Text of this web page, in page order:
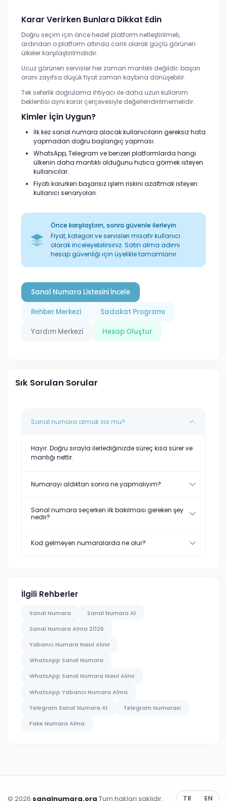
Karar Verirken Bunlara Dikkat Edin
Doğru seçim için önce hedef platform netleştirilmeli,
ardından o platform altında canlı olarak güçlü görünen
ülkeler karşılaştırılmalıdır.
Ucuz görünen servisler her zaman mantıklı değildir; başarı
oranı zayıfsa düşük fiyat zaman kaybına dönüşebilir.
Tek seferlik doğrulama ihtiyacı ile daha uzun kullanım
beklentisi aynı karar çerçevesiyle değerlendirilmemelidir.
Kimler İçin Uygun?
İlk kez sanal numara alacak kullanıcıların gereksiz hata
yapmadan doğru başlangıç yapması.
WhatsApp, Telegram ve benzeri platformlarda hangi
ülkenin daha mantıklı olduğunu hızlıca görmek isteyen
kullanıcılar.
Fiyatı korurken başarısız işlem riskini azaltmak isteyen
kullanıcı senaryoları.
Önce karşılaştırın, sonra güvenle ilerleyin
Fiyat, kategori ve servisleri misafir kullanıcı
olarak inceleyebilirsiniz. Satın alma adımı
hesap güvenliği için üyelikle tamamlanır.
Sanal Numara Listesini İncele
Rehber Merkezi Sadakat Programı
Yardım Merkezi Hesap Oluştur
Sık Sorulan Sorular
Sanal numara almak zor mu?
Hayır. Doğru sırayla ilerlediğinizde süreç kısa sürer ve
mantığı nettir.
Numarayı aldıktan sonra ne yapmalıyım?
Sanal numara seçerken ilk bakılması gereken şey
nedir?
Kod gelmeyen numaralarda ne olur?
İlgili Rehberler
Sanal Numara
Sanal Numara Al
Sanal Numara Alma 2026
Yabancı Numara Nasıl Alınır
WhatsApp Sanal Numara
WhatsApp Sanal Numara Nasıl Alınır
WhatsApp Yabancı Numara Alma
Telegram Sanal Numara Al
Telegram Numarası
Fake Numara Alma
© 2026 sanalnumara.org Tum haklari saklidir. TR EN